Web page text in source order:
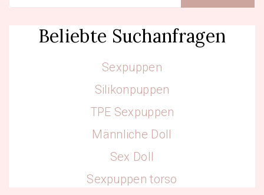
Beliebte Suchanfragen
Sexpuppen
Silikonpuppen
TPE Sexpuppen
Männliche Doll
Sex Doll
Sexpuppen torso